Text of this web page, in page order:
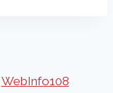
WebInfo108